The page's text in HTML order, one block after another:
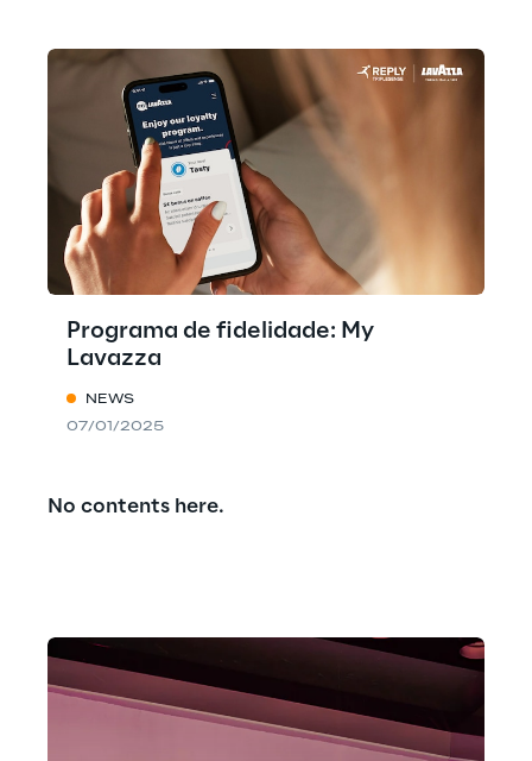
Programa de fidelidade: My
Lavazza
NEWS
07/01/2025
No contents here.